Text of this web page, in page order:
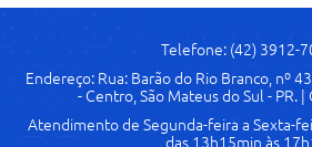
Telefone: (42) 3912-
Endereço: Rua: Barão do Rio Branco, nº
- Centro, São Mateus do Sul - PR. |
Atendimento de Segunda-feira a Sexta-
das 13h15min às